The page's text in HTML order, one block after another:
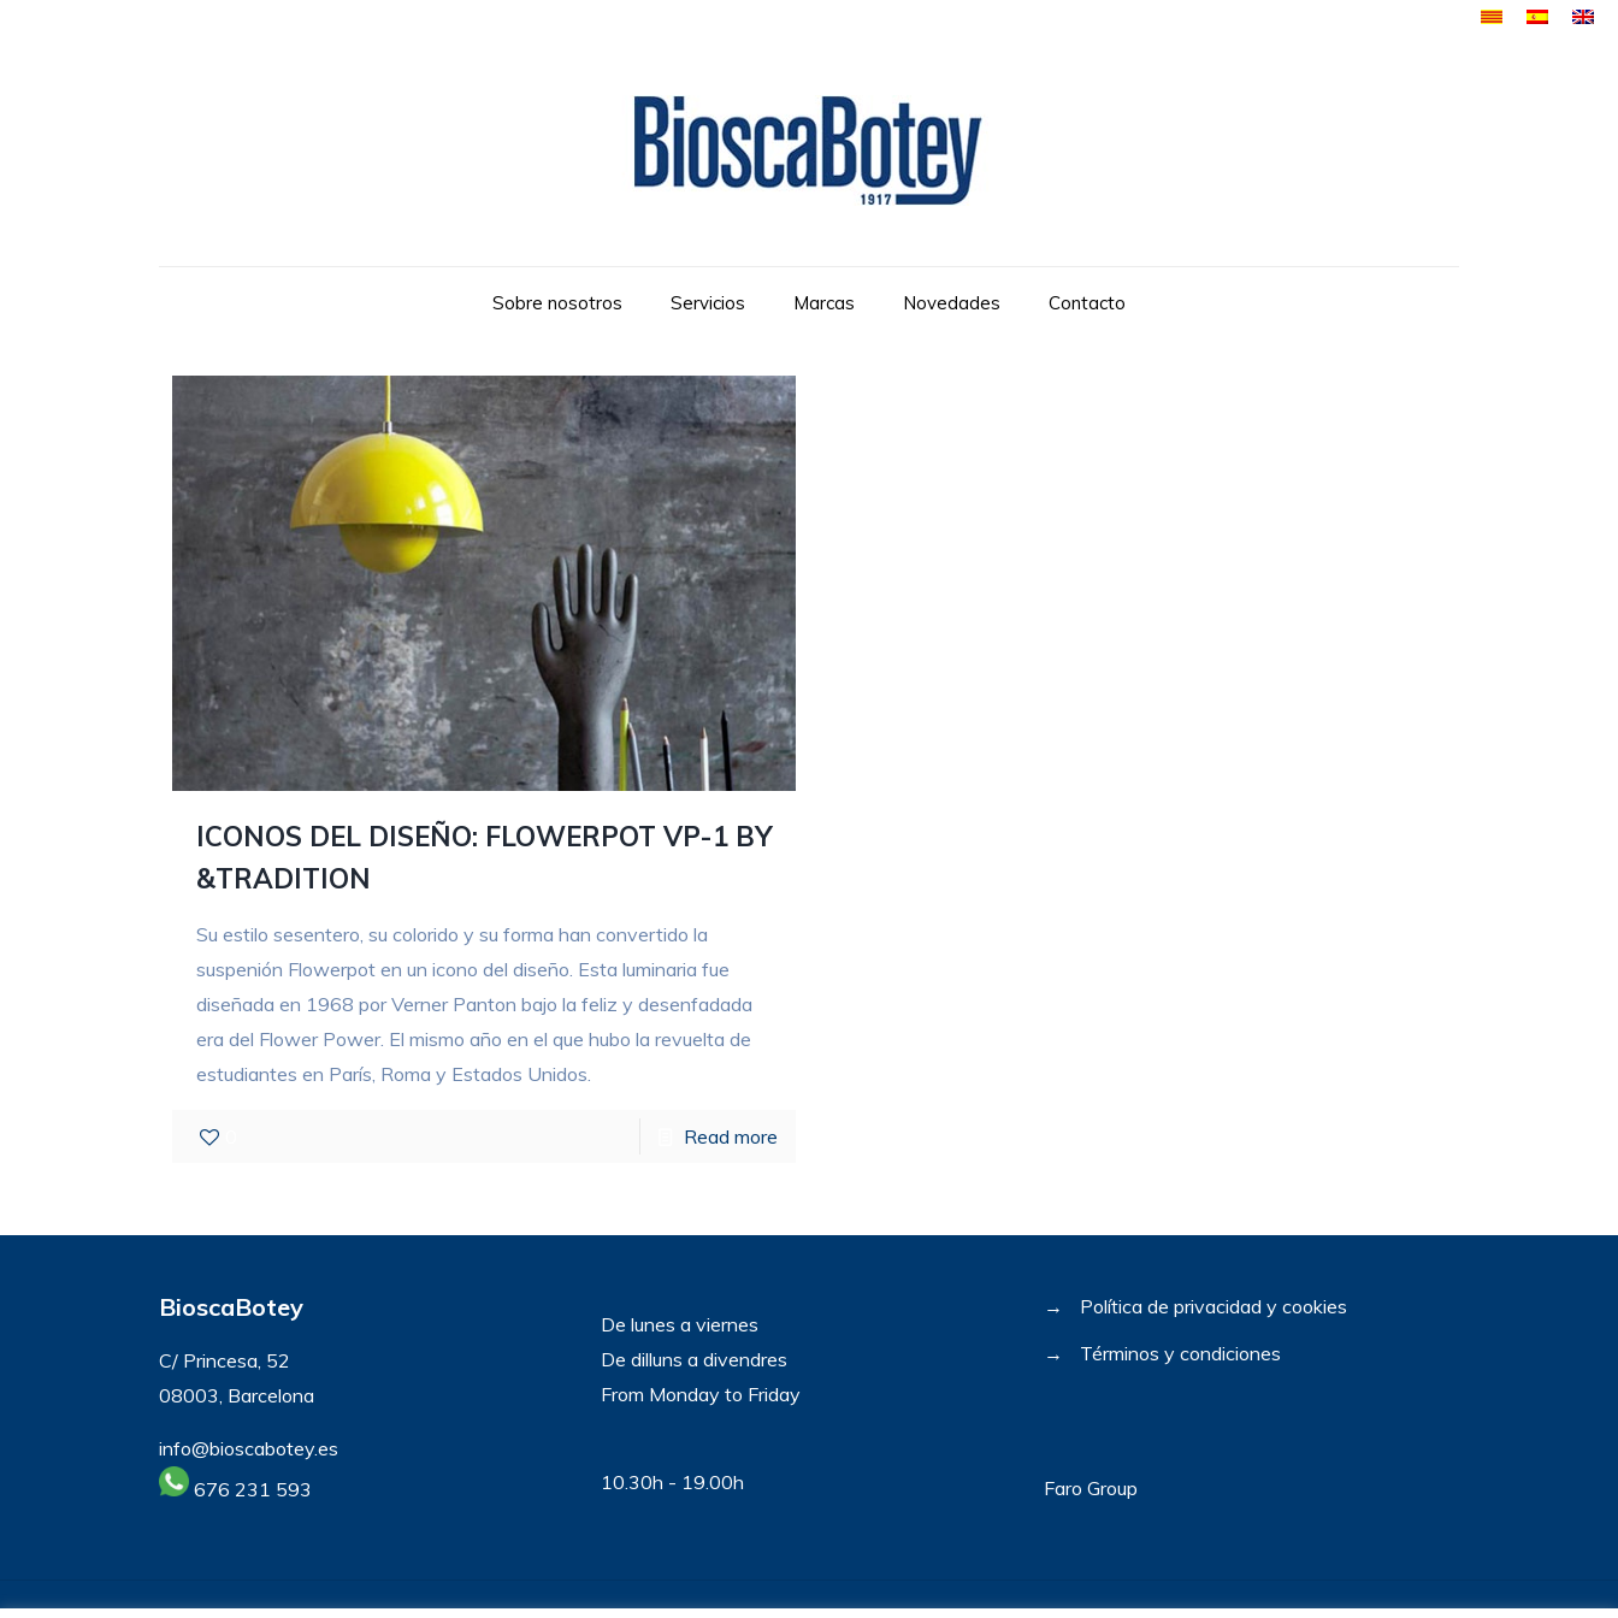
Sobre nosotros Servicios Marcas Novedades Contacto
ICONOS DEL DISEÑO: FLOWERPOT VP-1 BY
&TRADITION
Su estilo sesentero, su colorido y su forma han convertido la
suspenión Flowerpot en un icono del diseño. Esta luminaria fue
diseñada en 1968 por Verner Panton bajo la feliz y desenfadada
era del Flower Power. El mismo año en el que hubo la revuelta de
estudiantes en París, Roma y Estados Unidos.
Read more
BioscaBotey
C/ Princesa, 52
08003, Barcelona
info@bioscabotey.es
676 231 593
De lunes a viernes
De dilluns a divendres
From Monday to Friday
10.30h - 19.00h
→
Política de privacidad y cookies
→
Términos y condiciones
Faro Group